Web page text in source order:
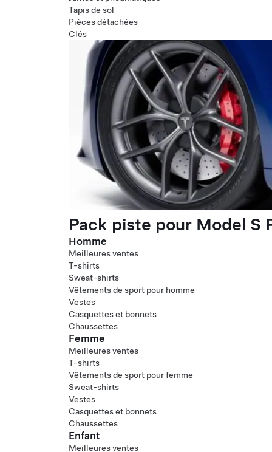
Tapis de sol
Pièces détachées
Clés
Pack piste pour Model S
Homme
Meilleures ventes
T-shirts
Sweat-shirts
Vêtements de sport pour homme
Vestes
Casquettes et bonnets
Chaussettes
Femme
Meilleures ventes
T-shirts
Vêtements de sport pour femme
Sweat-shirts
Vestes
Casquettes et bonnets
Chaussettes
Enfant
Meilleures ventes